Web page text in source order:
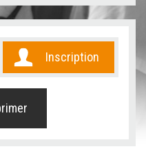
Inscription